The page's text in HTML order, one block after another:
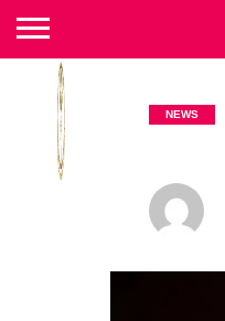
NEWS